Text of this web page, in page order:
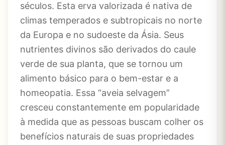
séculos. Esta erva valorizada é nativa de
climas temperados e subtropicais no norte
da Europa e no sudoeste da Ásia. Seus
nutrientes divinos são derivados do caule
verde de sua planta, que se tornou um
alimento básico para o bem-estar e a
homeopatia. Essa “aveia selvagem”
cresceu constantemente em popularidade
à medida que as pessoas buscam colher os
benefícios naturais de suas propriedades